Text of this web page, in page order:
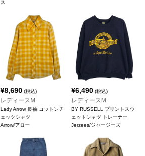
ス
¥8,690(税込)
レディースM
Lady Arrow 長袖 コットンチ
ェックシャツ
Arrow/アロー
¥6,490 (税込)
レディースM
BY RUSSELL プリントスウ
ェットシャツ トレーナー
Jerzees/ジャージーズ